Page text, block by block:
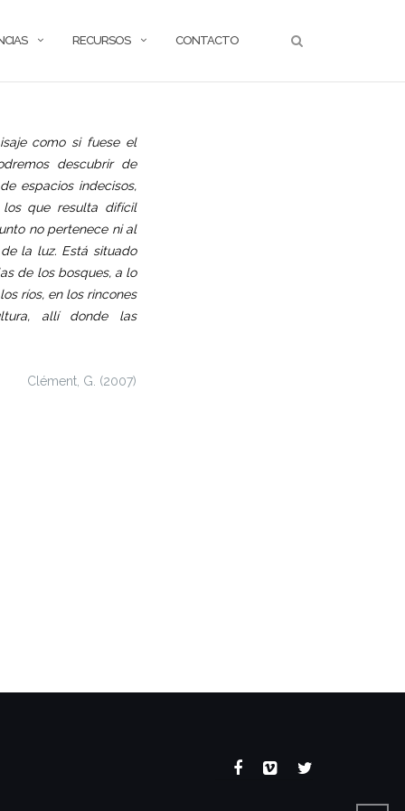
RECURSOS CONTACTO
como si fuese el
descubrir de
espacios indecisos,
que resulta difícil
no pertenece ni al
la luz. Está situado
de los bosques, a lo
ríos, en los rincones
allí donde las
Clément, G. (2007)